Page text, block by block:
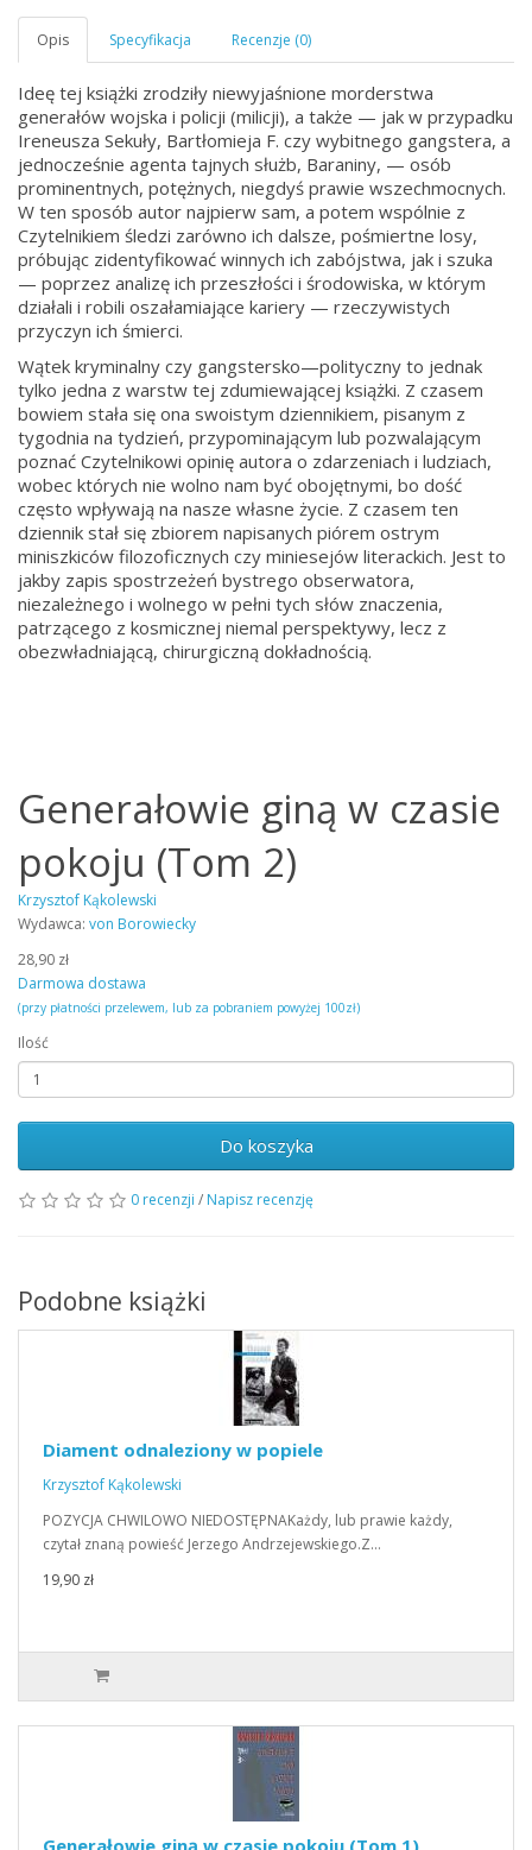
Ideę tej książki zrodziły niewyjaśnione morderstwa
generałów wojska i policji (milicji), a także — jak w przypadku
Ireneusza Sekuły, Bartłomieja F. czy wybitnego gangstera, a
jednocześnie agenta tajnych służb, Baraniny, — osób
prominentnych, potężnych, niegdyś prawie wszechmocnych.
W ten sposób autor najpierw sam, a potem wspólnie z
Czytelnikiem śledzi zarówno ich dalsze, pośmiertne losy,
próbując zidentyfikować winnych ich zabójstwa, jak i szuka
— poprzez analizę ich przeszłości i środowiska, w którym
działali i robili oszałamiające kariery — rzeczywistych
przyczyn ich śmierci.
Wątek kryminalny czy gangstersko—polityczny to jednak
tylko jedna z warstw tej zdumiewającej książki. Z czasem
bowiem stała się ona swoistym dziennikiem, pisanym z
tygodnia na tydzień, przypominającym lub pozwalającym
poznać Czytelnikowi opinię autora o zdarzeniach i ludziach,
wobec których nie wolno nam być obojętnymi, bo dość
często wpływają na nasze własne życie. Z czasem ten
dziennik stał się zbiorem napisanych piórem ostrym
miniszkiców filozoficznych czy miniesejów literackich. Jest to
jakby zapis spostrzeżeń bystrego obserwatora,
niezależnego i wolnego w pełni tych słów znaczenia,
patrzącego z kosmicznej niemal perspektywy, lecz z
obezwładniającą, chirurgiczną dokładnością.
Generałowie giną w czasie
pokoju (Tom 2)
Krzysztof Kąkolewski
Wydawca: von Borowiecky
28,90 zł
Darmowa dostawa
(przy płatności przelewem, lub za pobraniem powyżej 100zł)
Ilość
Do koszyka
0 recenzji / Napisz recenzję
Podobne książki
Diament odnaleziony w popiele
Krzysztof Kąkolewski
POZYCJA CHWILOWO NIEDOSTĘPNAKażdy, lub prawie każdy,
czytał znaną powieść Jerzego Andrzejewskiego.Z…
19,90 zł
Generałowie giną w czasie pokoju (Tom 1)